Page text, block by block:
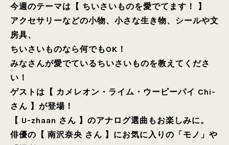
今週のテーマは【 ちいさいものを愛でてます！ 】
アクセサリーなどの小物、小さな生き物、シールや文
房具、
ちいさいものなら何でもOK！
みなさんが愛でているちいさいものを教えてくださ
い！
ゲストは【 カメレオン・ライム・ウーピーパイ Chi-
さん 】が登場！
【 U-zhaan さん 】のアナログ選曲もお楽しみに。
俳優の【 南沢奈央 さん 】にお気に入りの「モノ」や